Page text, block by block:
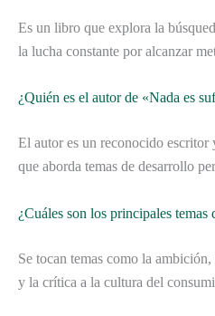
Es un libro que explora la
la lucha constante por alcanzar
¿Quién es el autor de «Nada es
El autor es un reconocido escritor
que aborda temas de desarrollo
¿Cuáles son los principales temas
Se tocan temas como la
y la crítica a la cultura del